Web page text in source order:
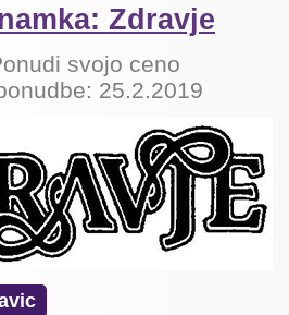
Zdravje
svojo ceno
25.2.2019